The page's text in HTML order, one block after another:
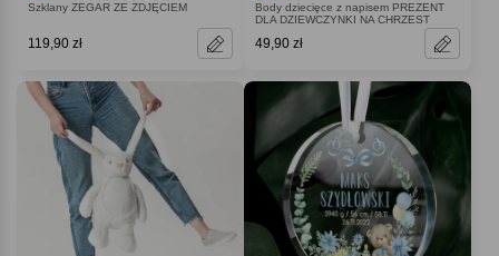
Szklany ZEGAR ZE ZDJĘCIEM
119,90 zł
Body dziecięce z napisem PREZENT
DLA DZIEWCZYNKI NA CHRZEST
49,90 zł